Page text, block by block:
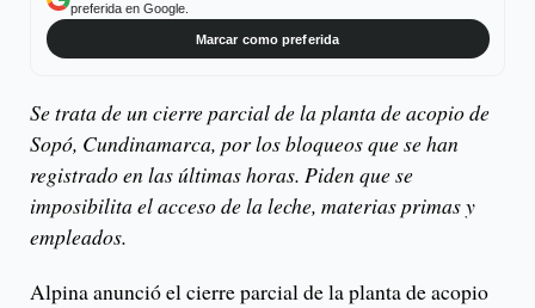
preferida en Google.
Marcar como preferida
Se trata de un cierre parcial de la planta de acopio de
Sopó, Cundinamarca, por los bloqueos que se han
registrado en las últimas horas. Piden que se
imposibilita el acceso de la leche, materias primas y
empleados.
Alpina anunció el cierre parcial de la planta de acopio